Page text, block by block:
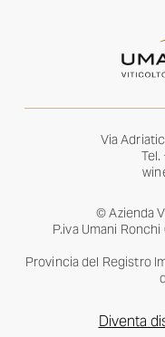
Via
Tel.
© Azienda
P.iva Umani
Provincia del Registro
Diventa